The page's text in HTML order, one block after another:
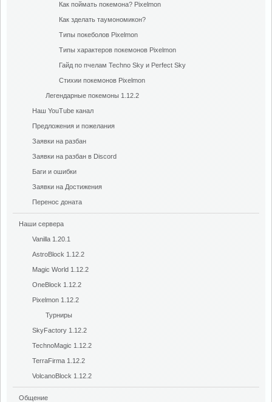
Как поймать покемона? Pixelmon
Как зделать таумономикон?
Типы покеболов Pixelmon
Типы характеров покемонов Pixelmon
Гайд по пчелам Techno Sky и Perfect Sky
Стихии покемонов Pixelmon
Легендарные покемоны 1.12.2
Наш YouTube канал
Предложения и пожелания
Заявки на разбан
Заявки на разбан в Discord
Баги и ошибки
Заявки на Достижения
Перенос доната
Наши сервера
Vanilla 1.20.1
AstroBlock 1.12.2
Magic World 1.12.2
OneBlock 1.12.2
Pixelmon 1.12.2
Турниры
SkyFactory 1.12.2
TechnoMagic 1.12.2
TerraFirma 1.12.2
VolcanoBlock 1.12.2
Общение